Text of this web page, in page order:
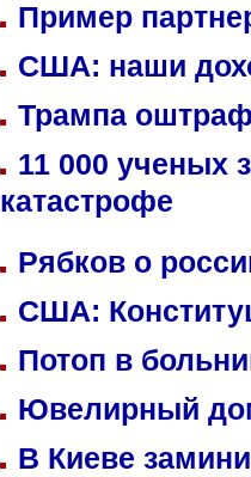
Пример
США: наши
Трампа
11 000 ученых
катастрофе
Рябков о
США:
Потоп в
Ювелирный
В Киеве